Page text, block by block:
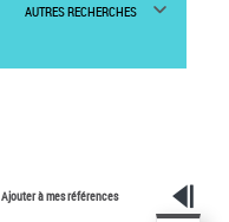
AUTRES RECHERCHES
Ajouter à mes références